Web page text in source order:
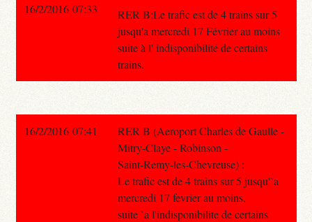
RER B:Le trafic est de 4 trains sur 5
jusqu'a mercredi 17 Février au moins
suite à l' indisponibilité de certains
trains.
16/2/2016 07:33
16/2/2016 07:41
RER B (Aeroport Charles de Gaulle -
Mitry-Claye - Robinson -
Saint-Remy-les-Chevreuse) :
Le trafic est de 4 trains sur 5 jusqu'`a
mercredi 17 fevrier au moins,
suite `a l'indisponibilite de certains